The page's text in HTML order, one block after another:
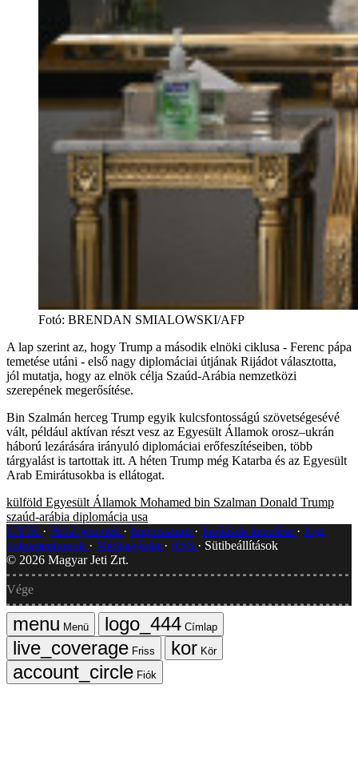
Fotó: BRENDAN SMIALOWSKI/AFP
A lap szerint az, hogy Trump a második elnöki ciklusa - Ferenc pápa
temetése utáni - első nagy diplomáciai útjának Rijádot választotta,
jól mutatja, hogy az elnök célja Szaúd-Arábia nemzetközi
szerepének megerősítése.
Bin Szalmán herceg Trump egyik kulcsfontosságú szövetségesévé
vált, például aktívan részt vesz az Egyesült Államok orosz–ukrán
háború lezárására irányuló diplomáciai erőfeszítéseiben, több
tárgyalást is tartottak itt. A héten Trump még Katarba és az Egyesült
Arab Emirátusokba is ellátogat.
külföld Egyesült Államok Mohamed bin Szalman Donald Trump
szaúd-arábia diplomácia usa
GYIK
Hibát jelentek Impresszum Javítások kezelése
Jogi
dokumentumok
Médiaajánlat RSS
Sütibeállítások
© 2026 Magyar Jeti Zrt.
Vége
Menü
Címlap
Friss
Kör
Fiók